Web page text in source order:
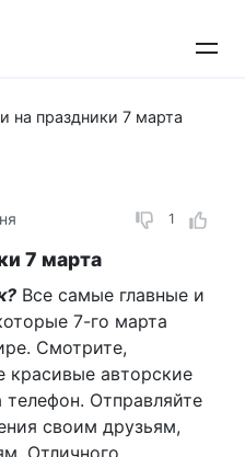
на праздники 7 марта
1
7 марта
Все самые главные и
7-го марта
Смотрите,
красивые авторские
Отправляйте
своим друзьям,